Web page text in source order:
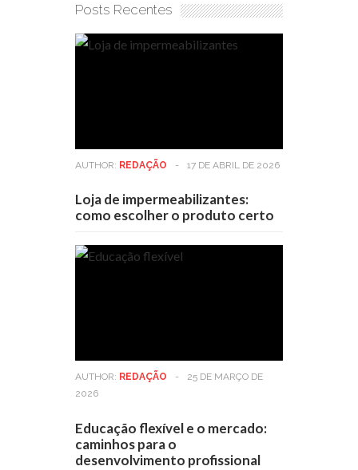
Posts Recentes
AUTHOR: REDAÇÃO - 17 DE ABRIL DE 2026
Loja de impermeabilizantes:
como escolher o produto certo
AUTHOR: REDAÇÃO -
25 DE MARÇO DE
2026
Educação flexível e o mercado:
caminhos para o
desenvolvimento profissional